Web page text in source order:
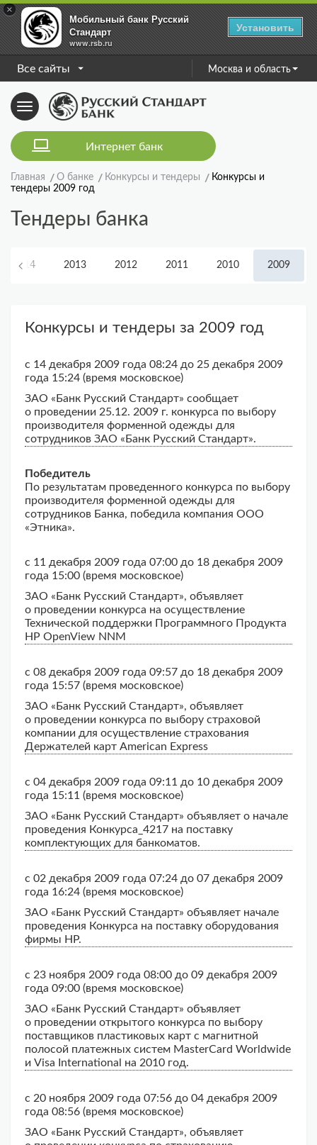
×
Мобильный банк Русский
Стандарт
www.rsb.ru
Установить
Все сайты Москва и область
Toggle
navigation
Интернет банк
Главная О банке Конкурсы и тендеры
Конкурсы и
тендеры 2009 год
Тендеры банка
2014 2013 2012 2011 2010 2009
Конкурсы и тендеры за 2009 год
с 14 декабря 2009 года 08:24 до 25 декабря 2009
года 15:24 (время московское)
ЗАО «Банк Русский Стандарт» сообщает
о проведении 25.12. 2009 г. конкурса по выбору
производителя форменной одежды для
сотрудников ЗАО «Банк Русский Стандарт».
Победитель
По результатам проведенного конкурса по выбору
производителя форменной одежды для
сотрудников Банка, победила компания ООО
«Этника».
с 11 декабря 2009 года 07:00 до 18 декабря 2009
года 15:00 (время московское)
ЗАО «Банк Русский Стандарт», объявляет
о проведении конкурса на осуществление
Технической поддержки Программного Продукта
HP OpenView NNM
с 08 декабря 2009 года 09:57 до 18 декабря 2009
года 15:57 (время московское)
ЗАО «Банк Русский Стандарт», объявляет
о проведении конкурса по выбору страховой
компании для осуществление страхования
Держателей карт American Express
с 04 декабря 2009 года 09:11 до 10 декабря 2009
года 15:11 (время московское)
ЗАО «Банк Русский Стандарт» объявляет о начале
проведения Конкурса_4217 на поставку
комплектующих для банкоматов.
с 02 декабря 2009 года 07:24 до 07 декабря 2009
года 16:24 (время московское)
ЗАО «Банк Русский Стандарт» объявляет начале
проведения Конкурса на поставку оборудования
фирмы HP.
с 23 ноября 2009 года 08:00 до 09 декабря 2009
года 09:00 (время московское)
ЗАО «Банк Русский Стандарт» объявляет
о проведении открытого конкурса по выбору
поставщиков пластиковых карт с магнитной
полосой платежных систем MasterCard Worldwide
и Visa International на 2010 год.
с 20 ноября 2009 года 07:56 до 04 декабря 2009
года 08:56 (время московское)
ЗАО «Банк Русский Стандарт», объявляет